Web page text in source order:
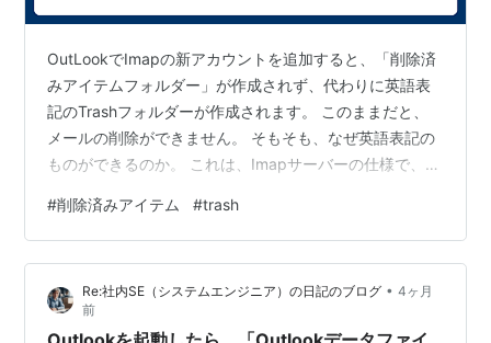
OutLookでImapの新アカウントを追加すると、「削除済
みアイテムフォルダー」が作成されず、代わりに英語表
記のTrashフォルダーが作成されます。 このままだと、
メールの削除ができません。 そもそも、なぜ英語表記の
ものができるのか。 これは、Imapサーバーの仕様で、
トはXserverのもので、英語表記固定です。 従って、削
除済みアイテムをどのフォルダーに入れるかを紐づける
設定を行わないと、メール削除はできません。 アカウン
トの詳細設定を見ると、紐づける設定画面があります。
どうしても、日本語表記の「削除済みアイテム」フォル
#削除済みアイテム #trash
Re:社内SE（システムエンジニア）の日記のブログ • 4ヶ月
前